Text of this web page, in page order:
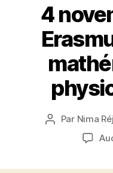
4
Auteur
Par Nima